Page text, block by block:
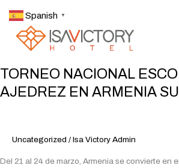
contenido
TORNEO NACIONAL
AJEDREZ EN ARMENIA
Uncategorized / Isa Victory Admin
Del 21 al 24 de marzo, Armenia se convierte en
TORNEO
ESCOLAR
SUB
Spanish ▼